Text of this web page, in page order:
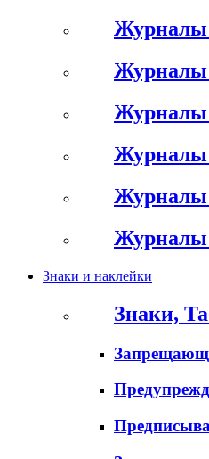
Журналы
Журналы
Журналы
Журналы
Журналы
Журналы
Знаки и наклейки
Знаки,